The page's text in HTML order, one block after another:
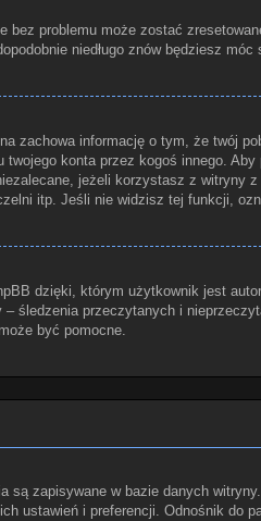
bez problemu może zostać
niedługo znów będziesz móc
zachowa informację o tym, że twój
konta przez kogoś innego. Aby
jeżeli korzystasz z witryny z
itp. Jeśli nie widzisz tej funkcji,
dzięki, którym użytkownik jest
śledzenia przeczytanych i
być pomocne.
zapisywane w bazie danych
ustawień i preferencji. Odnośnik do